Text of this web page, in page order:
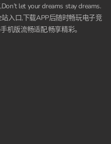
let your dreams stay dreams.
入口,下载APP后随时畅玩电子竞
机版流畅适配,畅享精彩。